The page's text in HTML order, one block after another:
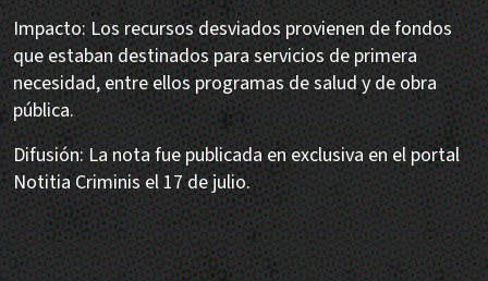
Impacto: Los recursos desviados provienen de fondos
que estaban destinados para servicios de primera
necesidad, entre ellos programas de salud y de obra
pública.
Difusión: La nota fue publicada en exclusiva en el portal
Notitia Criminis el 17 de julio.